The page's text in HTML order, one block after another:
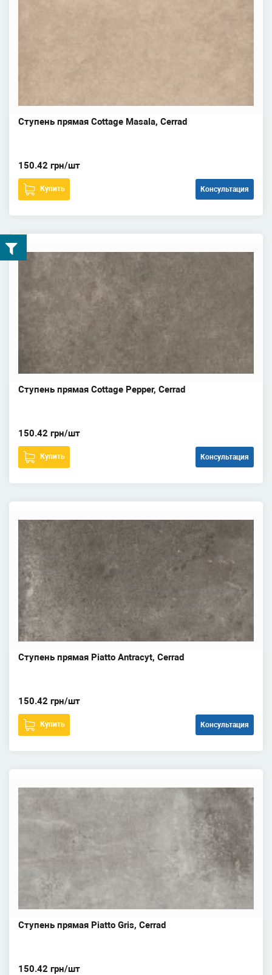
Ступень прямая Cottage Masala, Cerrad
150.42 грн/шт
Купить Консультация
Ступень прямая Cottage Pepper, Cerrad
150.42 грн/шт
Купить Консультация
Ступень прямая Piatto Antracyt, Cerrad
150.42 грн/шт
Купить Консультация
Ступень прямая Piatto Gris, Cerrad
150.42 грн/шт